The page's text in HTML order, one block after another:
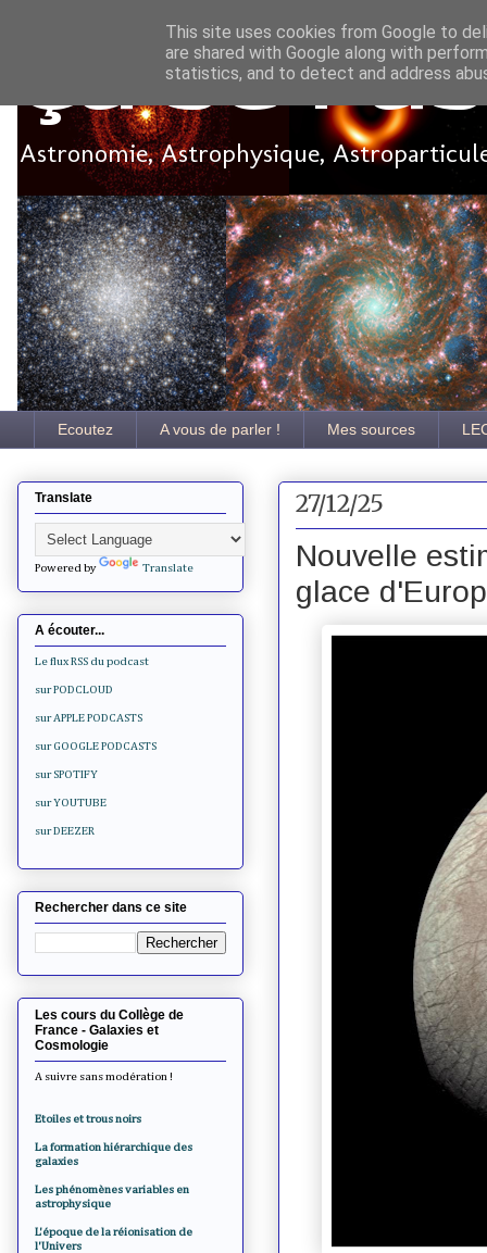
Ça se
Astronomie, Astrophysique,
Ecoutez A vous de parler ! Mes sources
27/12/25
Nouvelle
glace
Translate
Powered by Translate
A écouter...
Le flux RSS du podcast
sur PODCLOUD
sur APPLE PODCASTS
sur GOOGLE PODCASTS
sur SPOTIFY
sur YOUTUBE
sur DEEZER
Rechercher dans ce site
Les cours du Collège de
France - Galaxies et
Cosmologie
A suivre sans modération !
Etoiles et trous noirs
La formation hiérarchique des
galaxies
Les phénomènes variables en
astrophysique
L'époque de la réionisation de
l'Univers
This site uses cookies from Google to
are shared with Google along with
statistics, and to detect and address